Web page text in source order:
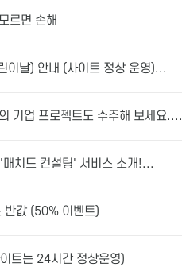
르면 손해
이날) 안내 (사이트 정상 운영)...
기업 프로젝트도 수주해 보세요....
치드 컨설팅' 서비스 소개!...
값 (50% 이벤트)
트는 24시간 정상운영)